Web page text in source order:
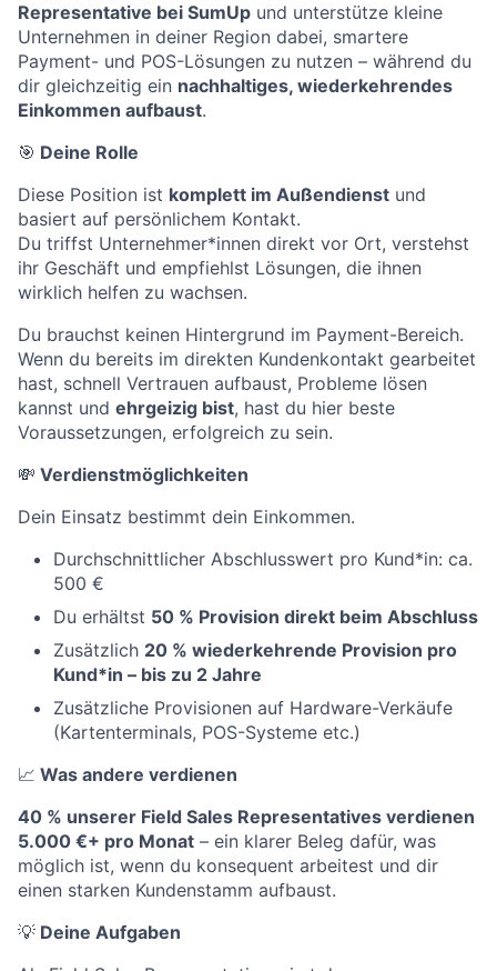
Representative bei SumUp und unterstütze kleine
Unternehmen in deiner Region dabei, smartere
Payment- und POS-Lösungen zu nutzen – während du
dir gleichzeitig ein nachhaltiges, wiederkehrendes
Einkommen aufbaust.
🎯 Deine Rolle
Diese Position ist komplett im Außendienst und
basiert auf persönlichem Kontakt.
Du triffst Unternehmer*innen direkt vor Ort, verstehst
ihr Geschäft und empfiehlst Lösungen, die ihnen
wirklich helfen zu wachsen.
Du brauchst keinen Hintergrund im Payment-Bereich.
Wenn du bereits im direkten Kundenkontakt gearbeitet
hast, schnell Vertrauen aufbaust, Probleme lösen
kannst und ehrgeizig bist, hast du hier beste
Voraussetzungen, erfolgreich zu sein.
💸 Verdienstmöglichkeiten
Dein Einsatz bestimmt dein Einkommen.
Durchschnittlicher Abschlusswert pro Kund*in: ca.
500 €
Du erhältst 50 % Provision direkt beim Abschluss
Zusätzlich 20 % wiederkehrende Provision pro
Kund*in – bis zu 2 Jahre
Zusätzliche Provisionen auf Hardware-Verkäufe
(Kartenterminals, POS-Systeme etc.)
📈 Was andere verdienen
40 % unserer Field Sales Representatives verdienen
5.000 €+ pro Monat – ein klarer Beleg dafür, was
möglich ist, wenn du konsequent arbeitest und dir
einen starken Kundenstamm aufbaust.
💡 Deine Aufgaben